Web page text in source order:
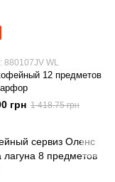
880107JV WL
12 предметов
грн 1 418.75 грн